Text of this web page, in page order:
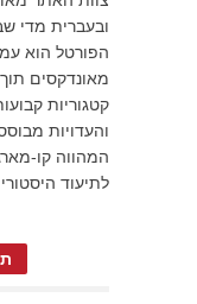
ובעברית מדי
הפורטל הוא
מאונדקסים תוך
קטגוריות
והעדויות
המהווה קו-
לתיעוד